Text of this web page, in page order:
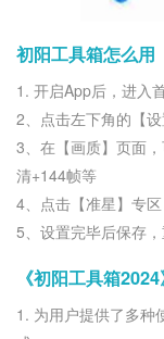
初阳工具箱怎么用
1. 开启App后，进入首
2、点击左下角的【
3、在【画质】页面
清+144帧等
4、点击【准星】专
5、设置完毕后保存
《初阳工具箱
1. 为用户提供了多种